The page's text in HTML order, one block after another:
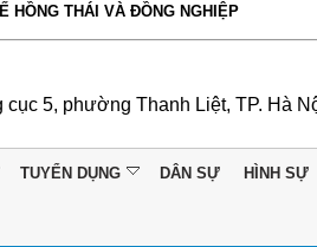
HỒNG THÁI VÀ ĐỒNG NGHIỆP
5, phường Thanh Liệt, TP. Hà
TUYỂN DỤNG DÂN SỰ HÌNH SỰ